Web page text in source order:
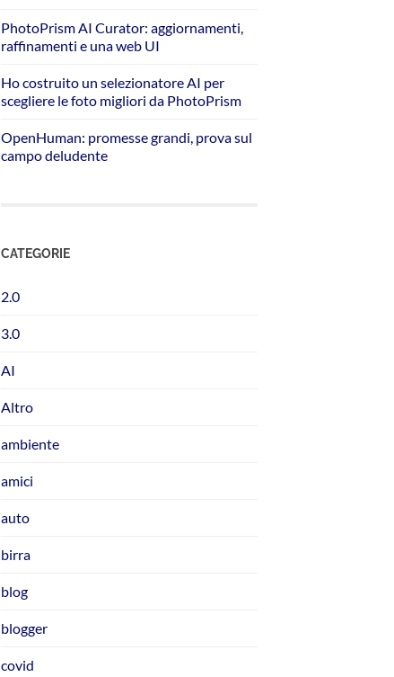
PhotoPrism AI Curator: aggiornamenti,
raffinamenti e una web UI
Ho costruito un selezionatore AI per
scegliere le foto migliori da PhotoPrism
OpenHuman: promesse grandi, prova sul
campo deludente
CATEGORIE
2.0
3.0
AI
Altro
ambiente
amici
auto
birra
blog
blogger
covid